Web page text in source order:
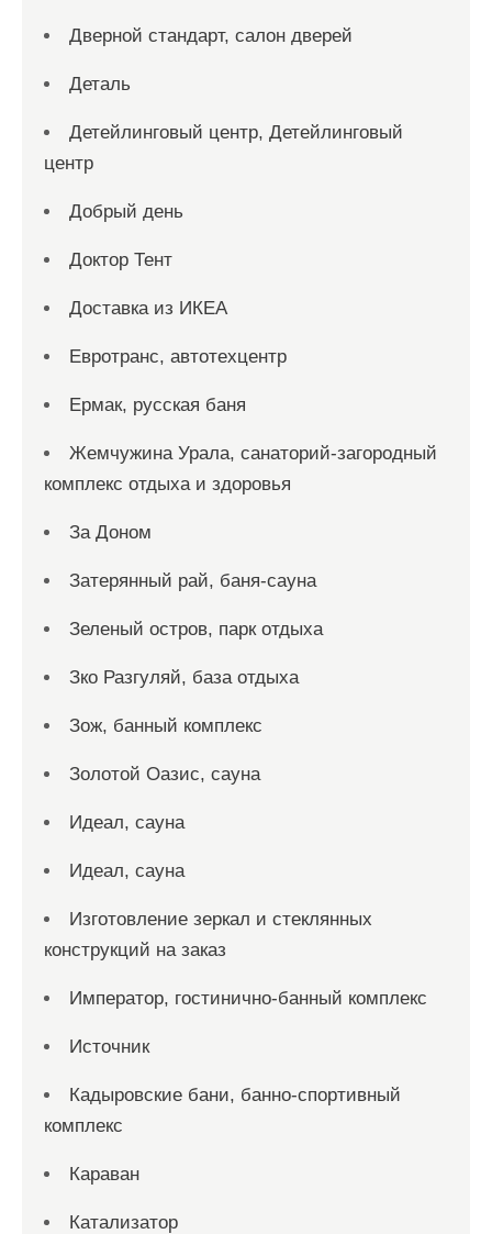
Дверной стандарт, салон дверей
Деталь
Детейлинговый центр, Детейлинговый
центр
Добрый день
Доктор Тент
Доставка из ИКЕА
Евротранс, автотехцентр
Ермак, русская баня
Жемчужина Урала, санаторий-загородный
комплекс отдыха и здоровья
За Доном
Затерянный рай, баня-сауна
Зеленый остров, парк отдыха
Зко Разгуляй, база отдыха
Зож, банный комплекс
Золотой Оазис, сауна
Идеал, сауна
Идеал, сауна
Изготовление зеркал и стеклянных
конструкций на заказ
Император, гостинично-банный комплекс
Источник
Кадыровские бани, банно-спортивный
комплекс
Караван
Катализатор